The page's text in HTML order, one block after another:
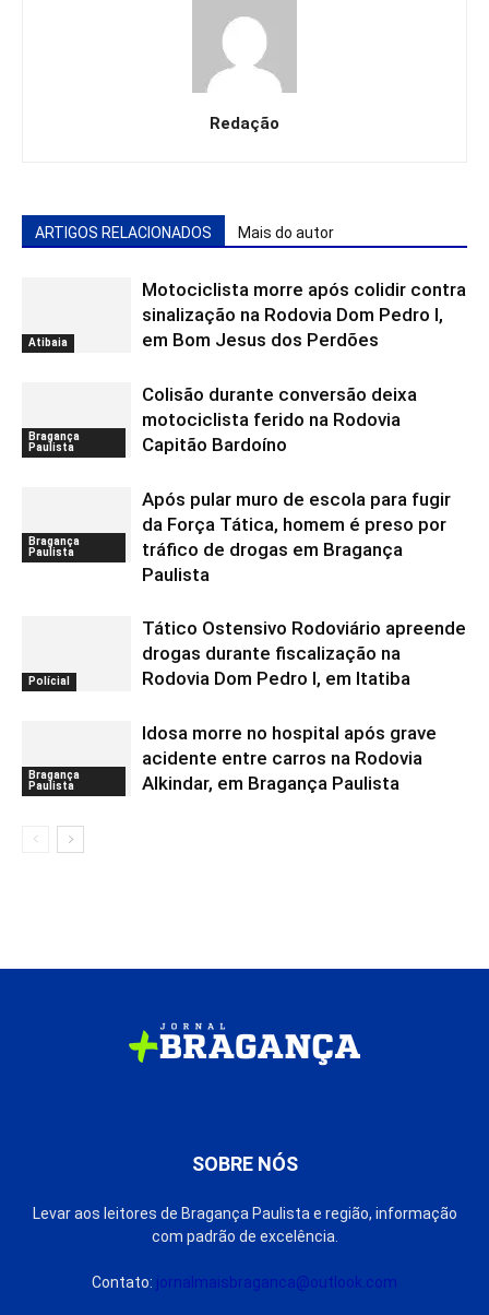
Redação
ARTIGOS RELACIONADOS Mais do autor
Atibaia
Motociclista morre após colidir contra
sinalização na Rodovia Dom Pedro I,
em Bom Jesus dos Perdões
Bragança
Paulista
Colisão durante conversão deixa
motociclista ferido na Rodovia
Capitão Bardoíno
Bragança
Paulista
Após pular muro de escola para fugir
da Força Tática, homem é preso por
tráfico de drogas em Bragança
Paulista
Polícial
Tático Ostensivo Rodoviário apreende
drogas durante fiscalização na
Rodovia Dom Pedro I, em Itatiba
Bragança
Paulista
Idosa morre no hospital após grave
acidente entre carros na Rodovia
Alkindar, em Bragança Paulista
SOBRE NÓS
Levar aos leitores de Bragança Paulista e região, informação
com padrão de excelência.
Contato: jornalmaisbraganca@outlook.com